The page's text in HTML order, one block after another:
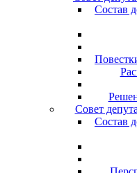
Состав
Совет
Состав